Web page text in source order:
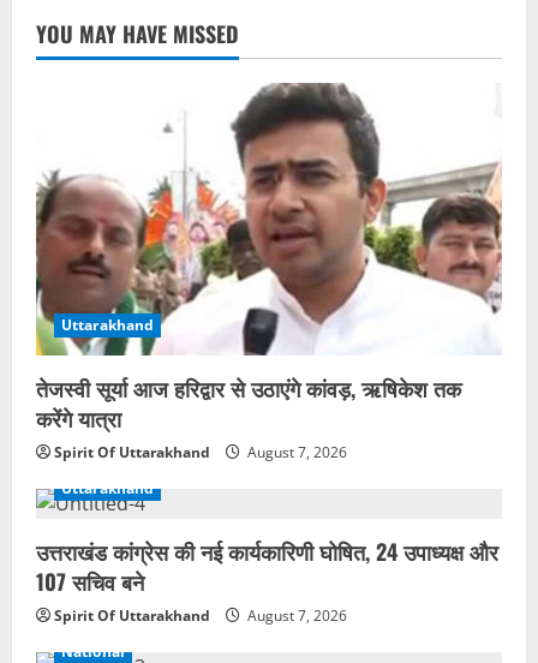
YOU MAY HAVE MISSED
Uttarakhand
तेजस्वी सूर्या आज हरिद्वार से उठाएंगे कांवड़, ऋषिकेश तक
करेंगे यात्रा
Spirit Of Uttarakhand
August 7, 2026
Uttarakhand
उत्तराखंड कांग्रेस की नई कार्यकारिणी घोषित, 24 उपाध्यक्ष और
107 सचिव बने
Spirit Of Uttarakhand
August 7, 2026
National